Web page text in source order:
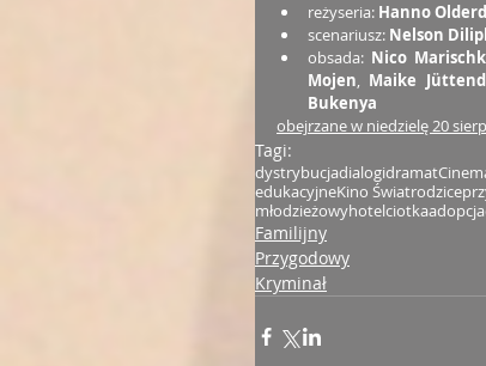
reżyseria: Hanno
scenariusz: Nelson
obsada: Nico
Mojen, Maike
Bukenya
obejrzane w niedzielę 20
Tagi:
dystrybucjadialogidramat
edukacyjneKino Światrodzice
młodzieżowyhotelciotkaadopcja
Familijny
Przygodowy
Kryminał